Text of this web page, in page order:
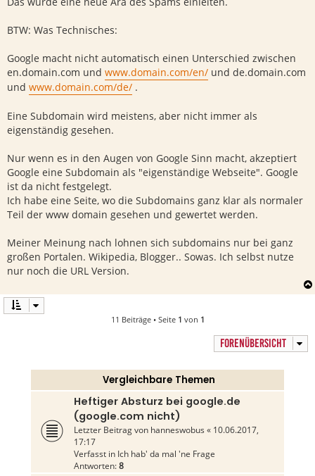
BTW: Was Technisches:
Google macht nicht automatisch einen Unterschied zwischen
en.domain.com und www.domain.com/en/ und de.domain.com
und www.domain.com/de/ .
Eine Subdomain wird meistens, aber nicht immer als
eigenständig gesehen.
Nur wenn es in den Augen von Google Sinn macht, akzeptiert
Google eine Subdomain als "eigenständige Webseite". Google
ist da nicht festgelegt.
Ich habe eine Seite, wo die Subdomains ganz klar als normaler
Teil der www domain gesehen und gewertet werden.
Meiner Meinung nach lohnen sich subdomains nur bei ganz
großen Portalen. Wikipedia, Blogger.. Sowas. Ich selbst nutze
nur noch die URL Version.
11 Beiträge • Seite 1 von 1
FORENÜBERSICHT
Vergleichbare Themen
Heftiger Absturz bei google.de
(google.com nicht)
Letzter Beitrag von hanneswobus « 10.06.2017,
17:17
Verfasst in Ich hab' da mal 'ne Frage
Antworten:8